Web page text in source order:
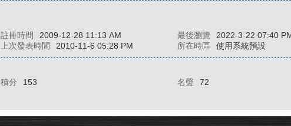
註冊時間 2009-12-28 11:13 AM 最後瀏覽
2022-3-22 07:40
上次發表時間 2010-11-6 05:28 PM 所在時區 使用系統預設
積分 153 名聲
72